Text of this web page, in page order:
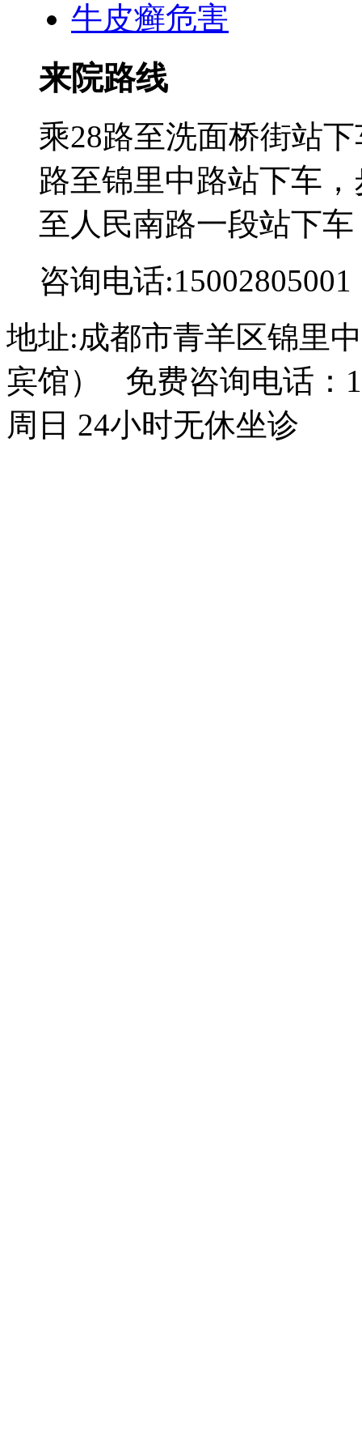
牛皮癣危害
来院路线
乘28路至洗面桥街站
路至锦里中路站下车
至人民南路一段站下
咨询电话:15002805001
地址:成都市青羊区锦里
宾馆） 免费咨询电话：
周日 24小时无休坐诊